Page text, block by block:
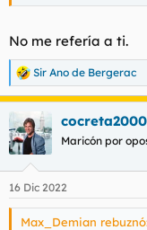
No me refería a ti.
R
e
a
c
c
i
e
s
Sir Ano de Bergerac
cocreta2000
Maricón por
16 Dic 2022
Max_Demian